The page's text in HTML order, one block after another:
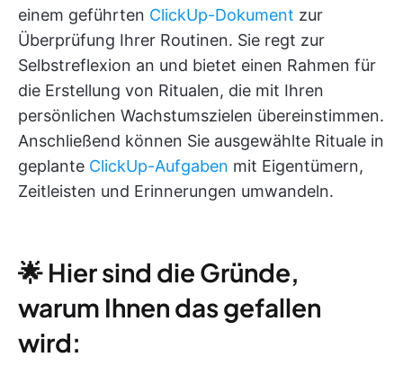
einem geführten ClickUp-Dokument zur
Überprüfung Ihrer Routinen. Sie regt zur
Selbstreflexion an und bietet einen Rahmen für
die Erstellung von Ritualen, die mit Ihren
persönlichen Wachstumszielen übereinstimmen.
Anschließend können Sie ausgewählte Rituale in
geplante ClickUp-Aufgaben mit Eigentümern,
Zeitleisten und Erinnerungen umwandeln.
🌟 Hier sind die Gründe,
warum Ihnen das gefallen
wird: